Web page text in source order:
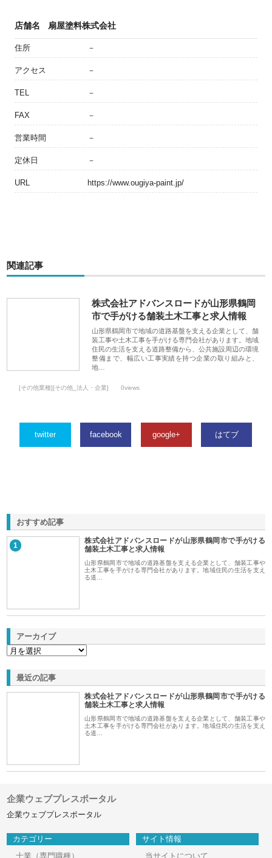
店舗名 扇屋塗料株式会社
住所 －
アクセス －
TEL －
FAX －
営業時間 －
定休日 －
URL https://www.ougiya-paint.jp/
関連記事
株式会社アドバンスロードが山形県鶴岡
市で手がける舗装土木工事と求人情報
山形県鶴岡市で地域の道路基盤を支える企業として、舗
装工事や土木工事を手がける専門会社があります。地域
住民の生活を支える道路整備から、公共施設周辺の環境
整備まで、幅広い工事実績を持つ企業の取り組みと、
地…
[その他業種][その他_法人・企業] 0views
twitter facebook google+ はてブ
おすすめ記事
1
株式会社アドバンスロードが山形県鶴岡市で手がける
舗装土木工事と求人情報
山形県鶴岡市で地域の道路基盤を支える企業として、舗装工事や
土木工事を手がける専門会社があります。地域住民の生活を支え
る道…
アーカイブ
最近の記事
株式会社アドバンスロードが山形県鶴岡市で手がける
舗装土木工事と求人情報
山形県鶴岡市で地域の道路基盤を支える企業として、舗装工事や
土木工事を手がける専門会社があります。地域住民の生活を支え
る道…
企業ウェブプレスポータル
企業ウェブプレスポータル
カテゴリー
士業（専門職種）
サイト情報
当サイトについて